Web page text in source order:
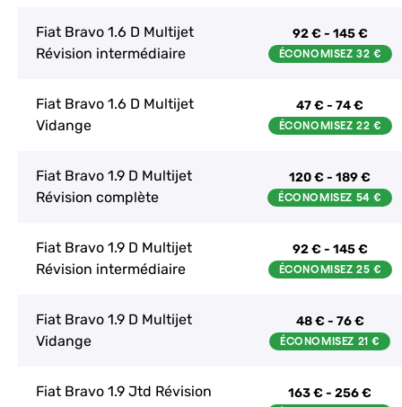
Fiat Bravo 1.6 D Multijet
Révision intermédiaire
92 € - 145 €
Fiat Bravo 1.6 D Multijet
Vidange
47 € - 74 €
Fiat Bravo 1.9 D Multijet
Révision complète
120 € - 189 €
Fiat Bravo 1.9 D Multijet
Révision intermédiaire
92 € - 145 €
Fiat Bravo 1.9 D Multijet
Vidange
48 € - 76 €
Fiat Bravo 1.9 Jtd Révision
163 € - 256 €